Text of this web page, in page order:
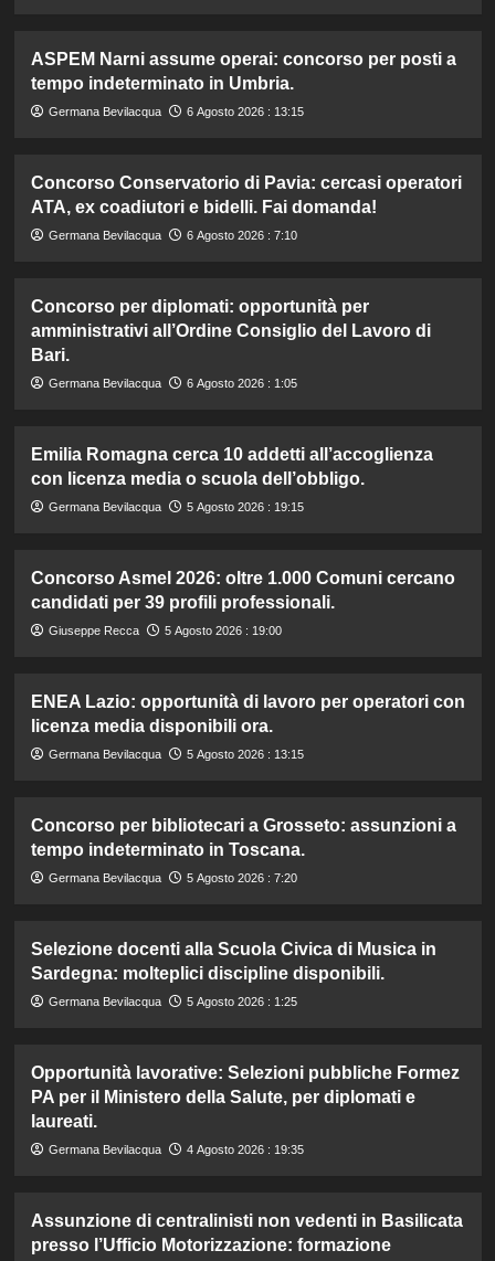
ASPEM Narni assume operai: concorso per posti a
tempo indeterminato in Umbria.
Germana Bevilacqua 6 Agosto 2026 : 13:15
Concorso Conservatorio di Pavia: cercasi operatori
ATA, ex coadiutori e bidelli. Fai domanda!
Germana Bevilacqua 6 Agosto 2026 : 7:10
Concorso per diplomati: opportunità per
amministrativi all’Ordine Consiglio del Lavoro di
Bari.
Germana Bevilacqua 6 Agosto 2026 : 1:05
Emilia Romagna cerca 10 addetti all’accoglienza
con licenza media o scuola dell’obbligo.
Germana Bevilacqua 5 Agosto 2026 : 19:15
Concorso Asmel 2026: oltre 1.000 Comuni cercano
candidati per 39 profili professionali.
Giuseppe Recca 5 Agosto 2026 : 19:00
ENEA Lazio: opportunità di lavoro per operatori con
licenza media disponibili ora.
Germana Bevilacqua 5 Agosto 2026 : 13:15
Concorso per bibliotecari a Grosseto: assunzioni a
tempo indeterminato in Toscana.
Germana Bevilacqua 5 Agosto 2026 : 7:20
Selezione docenti alla Scuola Civica di Musica in
Sardegna: molteplici discipline disponibili.
Germana Bevilacqua 5 Agosto 2026 : 1:25
Opportunità lavorative: Selezioni pubbliche Formez
PA per il Ministero della Salute, per diplomati e
laureati.
Germana Bevilacqua 4 Agosto 2026 : 19:35
Assunzione di centralinisti non vedenti in Basilicata
presso l’Ufficio Motorizzazione: formazione